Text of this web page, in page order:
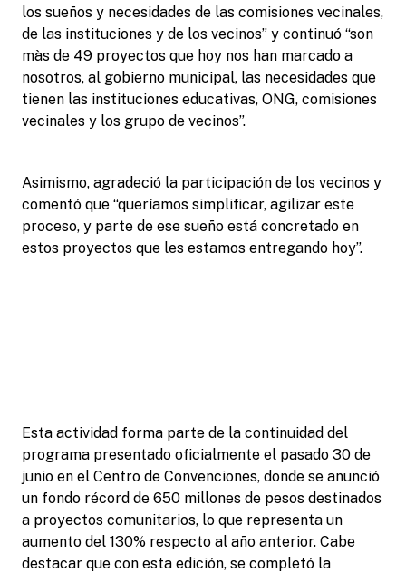
los sueños y necesidades de las comisiones vecinales,
de las instituciones y de los vecinos” y continuó “son
màs de 49 proyectos que hoy nos han marcado a
nosotros, al gobierno municipal, las necesidades que
tienen las instituciones educativas, ONG, comisiones
vecinales y los grupo de vecinos”.
Asimismo, agradeció la participación de los vecinos y
comentó que “queríamos simplificar, agilizar este
proceso, y parte de ese sueño está concretado en
estos proyectos que les estamos entregando hoy”.
Esta actividad forma parte de la continuidad del
programa presentado oficialmente el pasado 30 de
junio en el Centro de Convenciones, donde se anunció
un fondo récord de 650 millones de pesos destinados
a proyectos comunitarios, lo que representa un
aumento del 130% respecto al año anterior. Cabe
destacar que con esta edición, se completó la